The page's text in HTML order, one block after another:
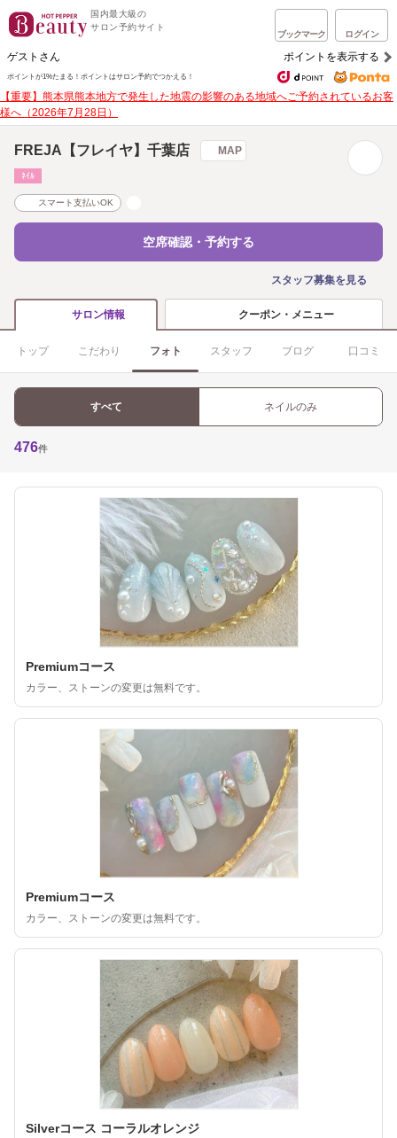
国内最大級の
サロン予約サイト
ブックマーク ログイン
ゲストさん ポイントを表示する
ポイントが1%たまる！ ポイントはサロン予約でつかえる！
【重要】熊本県熊本地方で発生した地震の影響のある地域へご予約されているお客
様へ（2026年7月28日）
FREJA【フレイヤ】千葉店 MAP
ﾈｲﾙ
スマート支払いOK
空席確認・予約する
スタッフ募集を見る
サロン情報 クーポン・メニュー
トップ こだわり フォト スタッフ ブログ 口コミ
すべて ネイルのみ
476件
Premiumコース
カラー、ストーンの変更は無料です。
Premiumコース
カラー、ストーンの変更は無料です。
Silverコース コーラルオレンジ